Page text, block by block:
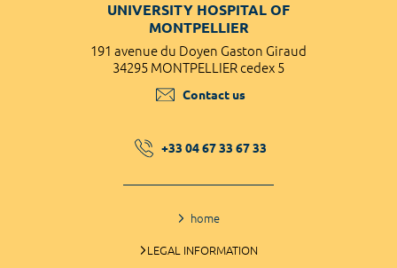
UNIVERSITY HOSPITAL OF
MONTPELLIER
191 avenue du Doyen Gaston Giraud
34295 MONTPELLIER cedex 5
Contact us
+33 04 67 33 67 33
home
LEGAL INFORMATION